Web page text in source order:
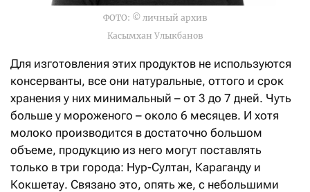
ФОТО: © личный архив
Касымхан Улыкбанов
Для изготовления этих продуктов не используются
консерванты, все они натуральные, оттого и срок
хранения у них минимальный – от 3 до 7 дней. Чуть
больше у мороженого – около 6 месяцев. И хотя
молоко производится в достаточно большом
объеме, продукцию из него могут поставлять
только в три города: Нур-Султан, Караганду и
Кокшетау. Связано это, опять же, с небольшими